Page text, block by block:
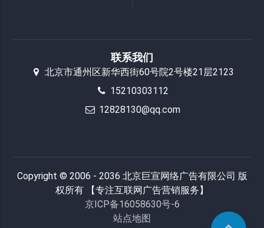
联系我们
北京市通州区新华西街60号院2号楼21层2123
15210303112
12828130@qq.com
Copyright © 2006 - 2036 北京巨宣网络广告有限公司 版
权所有 【专注互联网广告营销服务】
京ICP备16058630号-6
站点地图